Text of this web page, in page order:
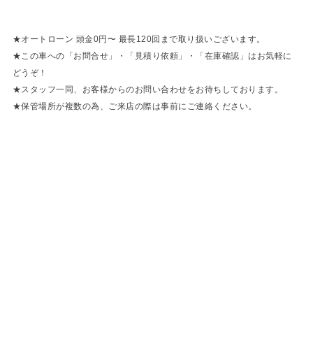
★オートローン 頭金0円〜 最長120回まで取り扱いございます。
★この車への「お問合せ」・「見積り依頼」・「在庫確認」はお気軽に
どうぞ！
★スタッフ一同、お客様からのお問い合わせをお待ちしております。
★保管場所が複数の為、ご来店の際は事前にご連絡ください。